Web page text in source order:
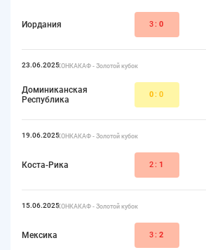
Иордания 3: 0
23.06.2025КОНКАКАФ - Золотой кубок
Доминиканская
Республика
0:0
19.06.2025КОНКАКАФ - Золотой кубок
Коста-Рика 2: 1
15.06.2025КОНКАКАФ - Золотой кубок
Мексика 3: 2